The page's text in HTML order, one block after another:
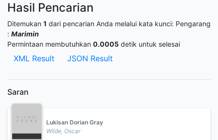
Hasil Pencarian
Ditemukan 1 dari pencarian Anda melalui kata kunci: Pengarang
: Marimin
Permintaan membutuhkan 0.0005 detik untuk selesai
XML Result JSON Result
Saran
Lukisan Dorian Gray
Wilde, Oscar